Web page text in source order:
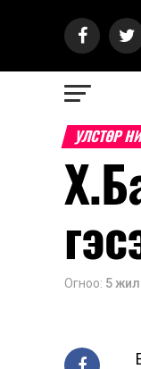
УЛСТӨР
Огноо: 5